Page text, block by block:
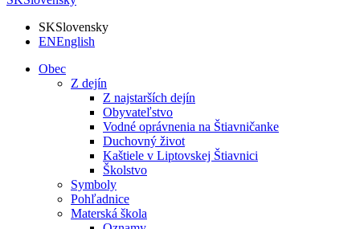
SKSlovensky
ENEnglish
Obec
Z dejín
Z najstarších dejín
Obyvateľstvo
Vodné oprávnenia na Štiavničanke
Duchovný život
Kaštiele v Liptovskej Štiavnici
Školstvo
Symboly
Pohľadnice
Materská škola